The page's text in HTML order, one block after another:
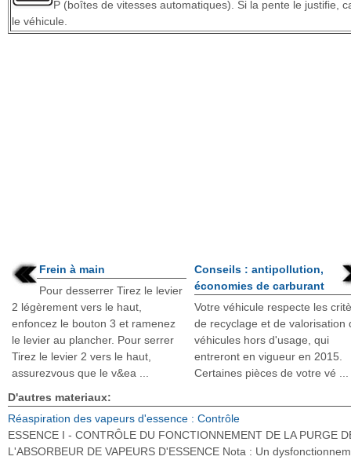
P (boîtes de vitesses automatiques). Si la pente le justifie,
le véhicule.
Frein à main
Pour desserrer Tirez le levier
2 légèrement vers le haut,
enfoncez le bouton 3 et ramenez
le levier au plancher. Pour serrer
Tirez le levier 2 vers le haut,
assurezvous que le v&ea ...
Conseils : antipollution,
économies de carburant
Votre véhicule respecte les
de recyclage et de valorisation
véhicules hors d'usage, qui
entreront en vigueur en 2015.
Certaines pièces de votre vé ...
D'autres materiaux:
Réaspiration des vapeurs d'essence : Contrôle
ESSENCE I - CONTRÔLE DU FONCTIONNEMENT DE LA PURGE
L'ABSORBEUR DE VAPEURS D'ESSENCE Nota : Un